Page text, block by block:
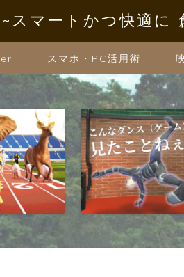
マートかつ快適に
スマホ・PC活用術